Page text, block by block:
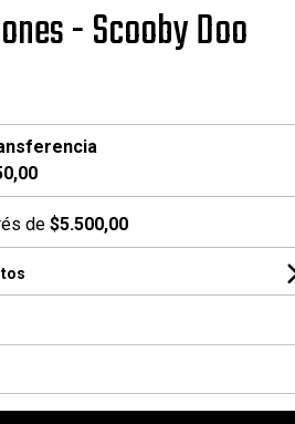
- Scooby Doo
de $5.500,00